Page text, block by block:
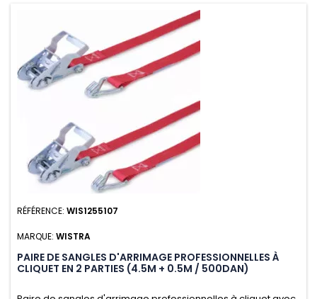
RÉFÉRENCE: WIS1255107
MARQUE: WISTRA
PAIRE DE SANGLES D'ARRIMAGE PROFESSIONNELLES À
CLIQUET EN 2 PARTIES (4.5M + 0.5M / 500DAN)